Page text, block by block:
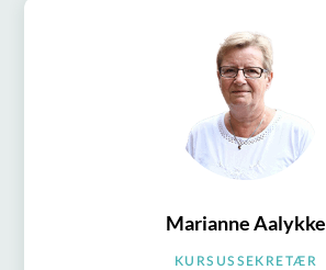
Marianne Aalykke
KURSUSSEKRETÆR